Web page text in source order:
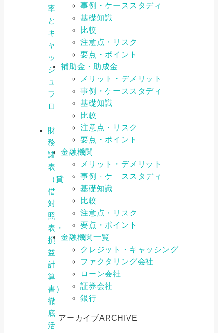
率
と
キ
ャ
ッ
シ
ュ
フ
ロ
ー
財
務
諸
表
（貸
借
対
照
表・
損
益
計
算
書）
徹
底
活
事例・ケーススタディ
基礎知識
比較
注意点・リスク
要点・ポイント
補助金・助成金
メリット・デメリット
事例・ケーススタディ
基礎知識
比較
注意点・リスク
要点・ポイント
金融機関
メリット・デメリット
事例・ケーススタディ
基礎知識
比較
注意点・リスク
要点・ポイント
金融機関一覧
クレジット・キャッシング
ファクタリング会社
ローン会社
証券会社
銀行
アーカイブARCHIVE